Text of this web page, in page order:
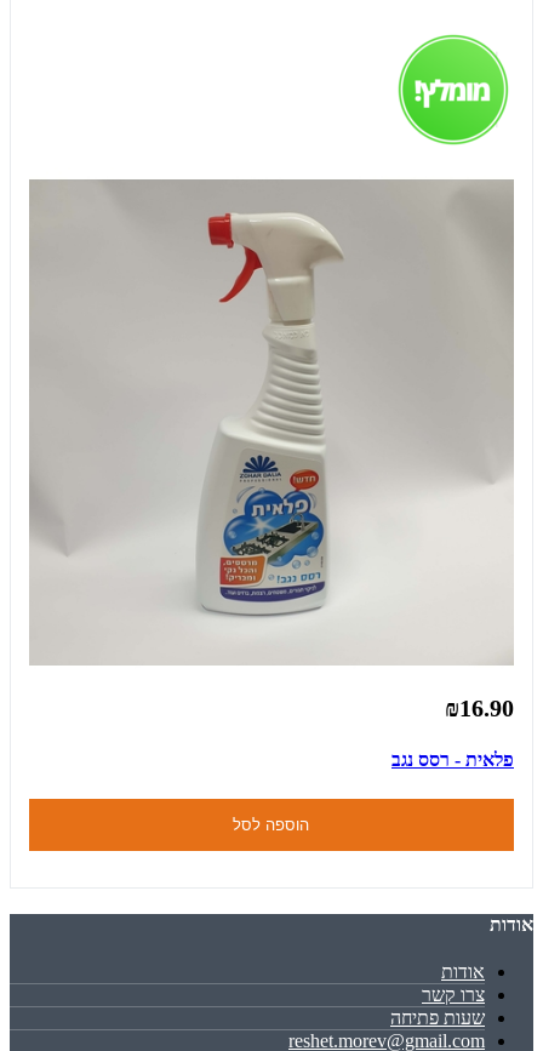
₪16.90
פלאית - רסס נגב
הוספה לסל
אודות
אודות
צרו קשר
שעות פתיחה
reshet.morev@gmail.com